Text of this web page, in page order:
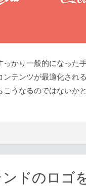
かり一般的になった
テンツが最適化され
うなるのではないか
ドのロゴ